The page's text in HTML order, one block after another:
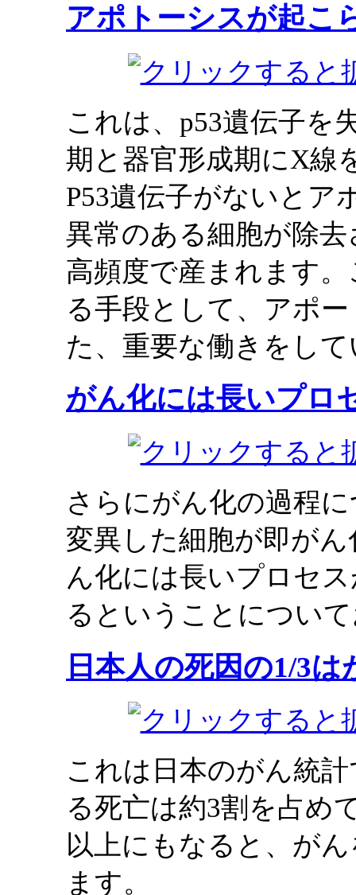
アポトーシスが起こ
これは、p53遺伝子を
期と器官形成期にX線
P53遺伝子がないとア
異常のある細胞が除
高頻度で産まれます
る手段として、アポ
た、重要な働きをし
がん化には長いプロ
さらにがん化の過程
変異した細胞が即が
ん化には長いプロセ
るということについ
日本人の死因の1/3は
これは日本のがん統
る死亡は約3割を占め
以上にもなると、が
ます。